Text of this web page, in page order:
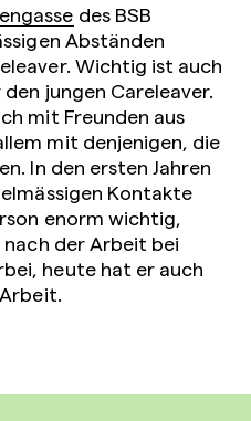
des BSB
Abständen
Wichtig ist auch
jungen Careleaver.
mit Freunden aus
mit denjenigen, die
In den ersten Jahren
Kontakte
enorm wichtig,
der Arbeit bei
heute hat er auch